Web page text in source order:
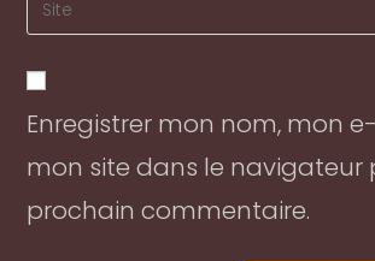
to
comment
address
comment
your
URL
(optional)
Enregistrer mon nom, mon
mon site dans le navigateur
prochain commentaire.